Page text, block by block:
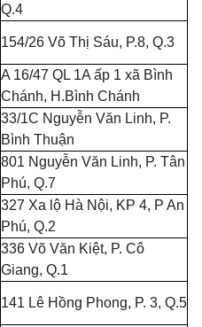
Q.4
154/26 Võ Thị Sáu, P.8, Q.3
A 16/47 QL 1A ấp 1 xã Bình
Chánh, H.Bình Chánh
33/1C Nguyễn Văn Linh, P.
Bình Thuận
801 Nguyễn Văn Linh, P. Tân
Phú, Q.7
327 Xa l ộ Hà Nội, KP 4, P An
Phú, Q.2
336 Võ Văn Kiệt, P. Cô
Giang, Q.1
141 Lê Hồng Phong, P. 3, Q.5